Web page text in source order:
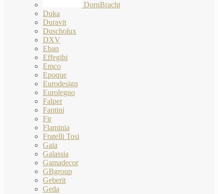
DornBracht
Duka
Duravit
Duscholux
DXV
Eban
Effegibi
Emco
Epoque
Eurodesign
Eurolegno
Falper
Fantini
Fir
Flaminia
Fratelli Tosi
Gaia
Galassia
Gamadecor
GBgroup
Geberit
Geda